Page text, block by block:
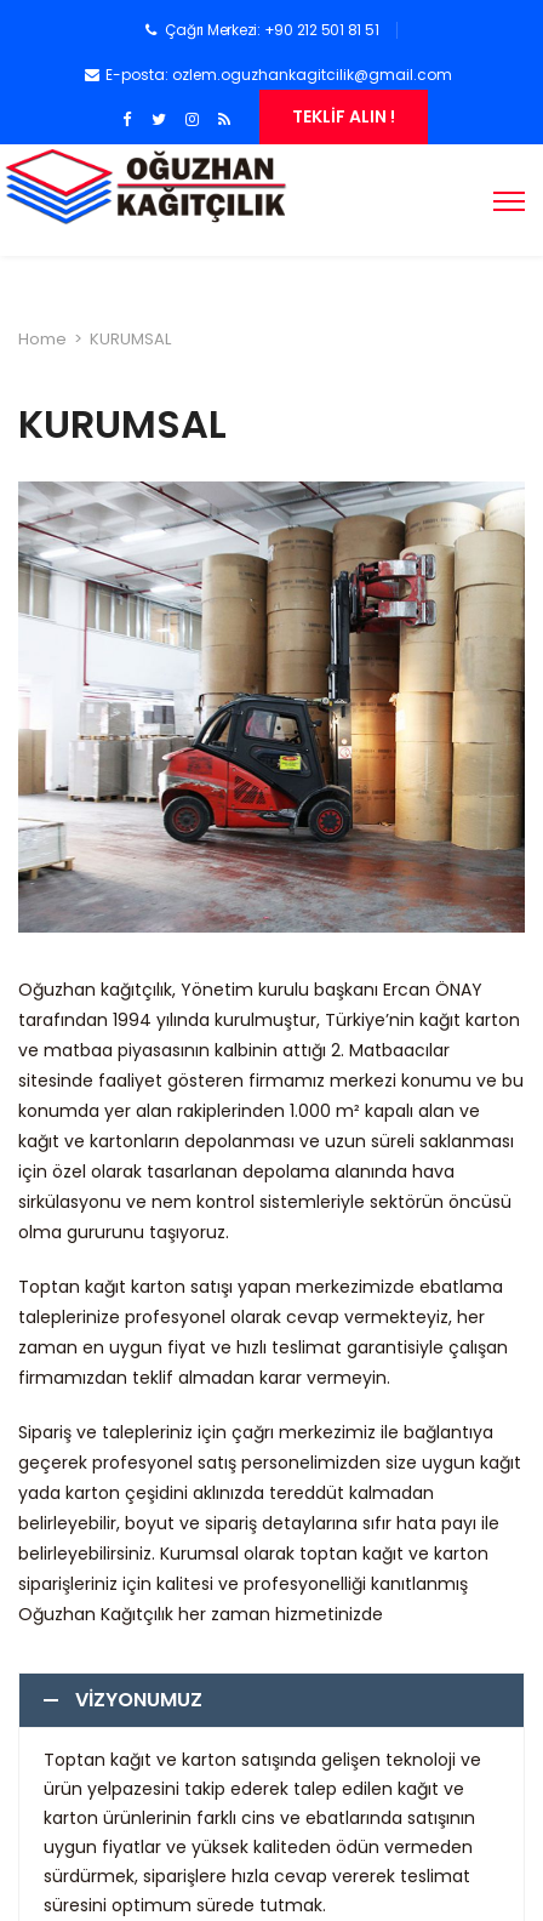
Çağrı Merkezi: +90 212 501 81 51
E-posta: ozlem.oguzhankagitcilik@gmail.com
TEKLİF ALIN !
Home > KURUMSAL
KURUMSAL
Oğuzhan kağıtçılık, Yönetim kurulu başkanı Ercan ÖNAY
tarafından 1994 yılında kurulmuştur, Türkiye’nin kağıt karton
ve matbaa piyasasının kalbinin attığı 2. Matbaacılar
sitesinde faaliyet gösteren firmamız merkezi konumu ve bu
konumda yer alan rakiplerinden 1.000 m² kapalı alan ve
kağıt ve kartonların depolanması ve uzun süreli saklanması
için özel olarak tasarlanan depolama alanında hava
sirkülasyonu ve nem kontrol sistemleriyle sektörün öncüsü
olma gururunu taşıyoruz.
Toptan kağıt karton satışı yapan merkezimizde ebatlama
taleplerinize profesyonel olarak cevap vermekteyiz, her
zaman en uygun fiyat ve hızlı teslimat garantisiyle çalışan
firmamızdan teklif almadan karar vermeyin.
Sipariş ve talepleriniz için çağrı merkezimiz ile bağlantıya
geçerek profesyonel satış personelimizden size uygun kağıt
yada karton çeşidini aklınızda tereddüt kalmadan
belirleyebilir, boyut ve sipariş detaylarına sıfır hata payı ile
belirleyebilirsiniz. Kurumsal olarak toptan kağıt ve karton
siparişleriniz için kalitesi ve profesyonelliği kanıtlanmış
Oğuzhan Kağıtçılık her zaman hizmetinizde
VİZYONUMUZ
Toptan kağıt ve karton satışında gelişen teknoloji ve
ürün yelpazesini takip ederek talep edilen kağıt ve
karton ürünlerinin farklı cins ve ebatlarında satışının
uygun fiyatlar ve yüksek kaliteden ödün vermeden
sürdürmek, siparişlere hızla cevap vererek teslimat
süresini optimum sürede tutmak.